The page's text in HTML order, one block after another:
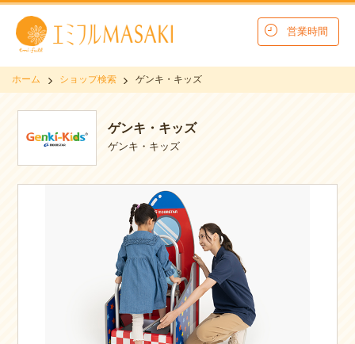
営業時間
ホーム ショップ検索 ゲンキ・キッズ
ゲンキ・キッズ
ゲンキ・キッズ